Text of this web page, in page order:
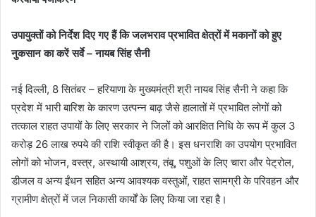
उपायुक्तों को निर्देश दिए गए हैं कि जलभराव प्रभावित क्षेत्रों में मकानों को हुए
नुकसान का करें सर्वे – नायब सिंह सैनी
नई दिल्ली, 8 सितंबर – हरियाणा के मुख्यमंत्री श्री नायब सिंह सैनी ने कहा कि
प्रदेश में भारी बारिश के कारण उत्पन्न बाढ़ जैसे हालातों में प्रभावित लोगों को
तत्काल राहत उपायों के लिए सरकार ने जिलों को आरक्षित निधि के रूप में कुल 3
करोड़ 26 लाख रुपये की राशि स्वीकृत की है। इस धनराशि का उपयोग प्रभावित
लोगों को भोजन, वस्त्र, अस्थायी आश्रय, तंबू, पशुओं के लिए चारा और पेट्रोल,
डीजल व अन्य ईंधन सहित अन्य आवश्यक वस्तुओं, राहत सामग्री के परिवहन और
ग्रामीण क्षेत्रों में जल निकासी कार्यों के लिए किया जा रहा है।